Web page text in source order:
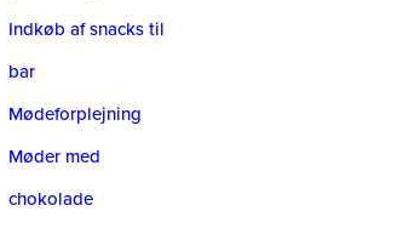
Indkøb af snacks til
bar
Mødeforplejning
Møder med
chokolade